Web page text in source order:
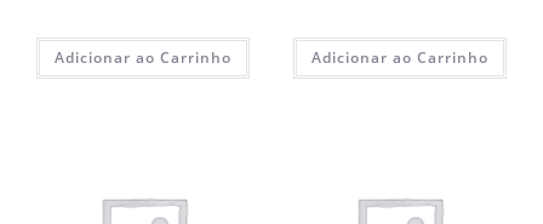
Adicionar ao Carrinho Adicionar ao Carrinho